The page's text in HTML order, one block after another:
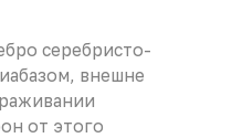
серебристо-
внешне
от этого